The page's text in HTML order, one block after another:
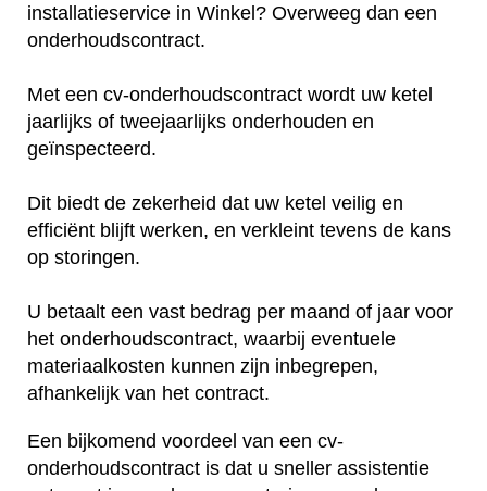
installatieservice in Winkel? Overweeg dan een
onderhoudscontract.
Met een cv-onderhoudscontract wordt uw ketel
jaarlijks of tweejaarlijks onderhouden en
geïnspecteerd.
Dit biedt de zekerheid dat uw ketel veilig en
efficiënt blijft werken, en verkleint tevens de kans
op storingen.
U betaalt een vast bedrag per maand of jaar voor
het onderhoudscontract, waarbij eventuele
materiaalkosten kunnen zijn inbegrepen,
afhankelijk van het contract.
Een bijkomend voordeel van een cv-
onderhoudscontract is dat u sneller assistentie